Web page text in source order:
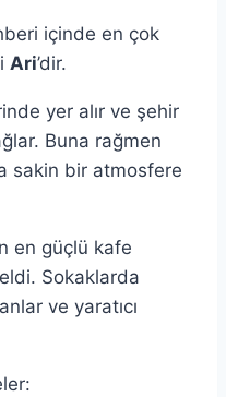
içinde en çok
Ari’dir.
yer alır ve şehir
Buna rağmen
sakin bir atmosfere
en güçlü kafe
Sokaklarda
ve yaratıcı